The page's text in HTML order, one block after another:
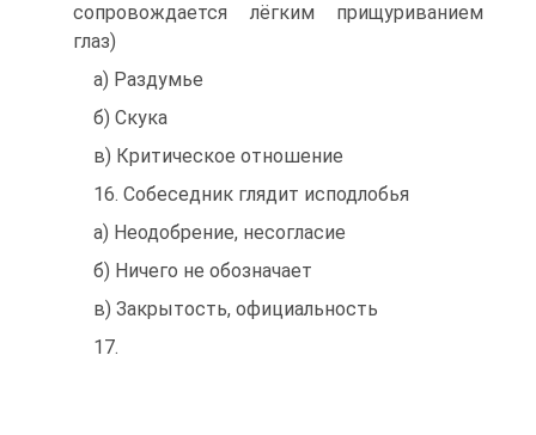
сопровождается лёгким прищу­риванием
глаз)
а) Раздумье
б) Скука
в) Критическое отношение
16. Собеседник глядит исподлобья
а) Неодобрение, несогласие
б) Ничего не обозначает
в) Закрытость, официальность
17.